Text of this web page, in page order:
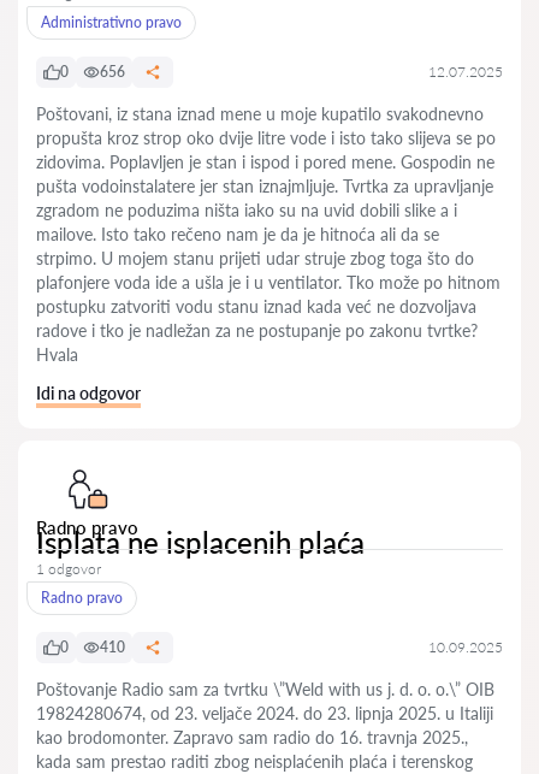
Administrativno pravo
0 656 12.07.2025
Poštovani, iz stana iznad mene u moje kupatilo svakodnevno
propušta kroz strop oko dvije litre vode i isto tako slijeva se po
zidovima. Poplavljen je stan i ispod i pored mene. Gospodin ne
pušta vodoinstalatere jer stan iznajmljuje. Tvrtka za upravljanje
zgradom ne poduzima ništa iako su na uvid dobili slike a i
mailove. Isto tako rečeno nam je da je hitnoća ali da se
strpimo. U mojem stanu prijeti udar struje zbog toga što do
plafonjere voda ide a ušla je i u ventilator. Tko može po hitnom
postupku zatvoriti vodu stanu iznad kada već ne dozvoljava
radove i tko je nadležan za ne postupanje po zakonu tvrtke?
Hvala
Idi na odgovor
Radno pravo
Isplata ne isplacenih plaća
1 odgovor
Radno pravo
0 410 10.09.2025
Poštovanje Radio sam za tvrtku \”Weld with us j. d. o. o.\” OIB
19824280674, od 23. veljače 2024. do 23. lipnja 2025. u Italiji
kao brodomonter. Zapravo sam radio do 16. travnja 2025.,
kada sam prestao raditi zbog neisplaćenih plaća i terenskog